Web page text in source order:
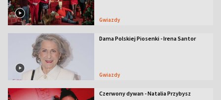
Gwiazdy
Dama Polskiej Piosenki - Irena Santor
Gwiazdy
Czerwony dywan - Natalia Przybysz